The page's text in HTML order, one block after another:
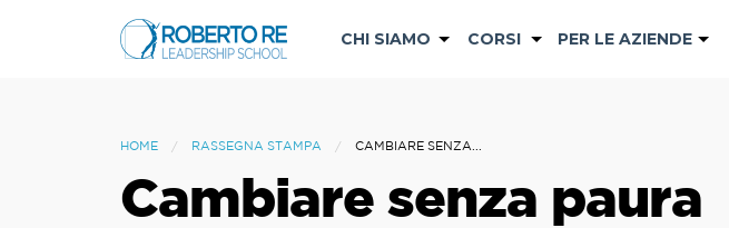
CHI SIAMO CORSI PER LE AZIENDE
HOME RASSEGNA STAMPA CAMBIARE SENZA...
Cambiare senza paura